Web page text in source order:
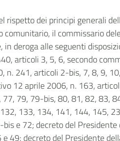
dei principi generali
il commissario
deroga alle seguenti
articoli 3, 5, 6, secondo
n. 241, articoli 2-bis, 7, 8, 9,
12 aprile 2006, n. 163,
79, 79-bis, 80, 81, 82, 83,
133, 134, 141, 144, 145,
e 72; decreto del
49; decreto del Presidente